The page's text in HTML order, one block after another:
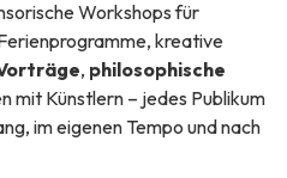
Workshops für
kreative
, philosophische
mit Künstlern – jedes Publikum
im eigenen Tempo und nach